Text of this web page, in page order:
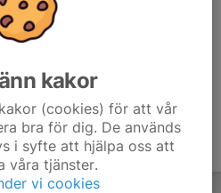
kakor
(cookies) för att vår
bra för dig. De används
i syfte att hjälpa oss att
våra tjänster.
vi cookies